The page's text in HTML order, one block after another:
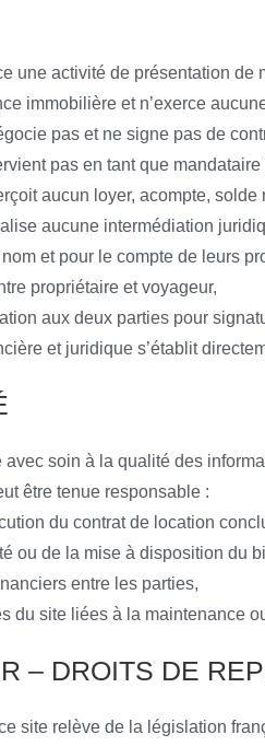
une activité de présentation
immobilière et n’exerce
pas et ne signe pas de
pas en tant que
aucun loyer, acompte, solde
aucune intermédiation
et pour le compte de leurs
propriétaire et voyageur,
aux deux parties pour
et juridique s’établit
soin à la qualité des
être tenue responsable :
du contrat de location
ou de la mise à disposition du
entre les parties,
du site liées à la maintenance
– DROITS DE
site relève de la législation